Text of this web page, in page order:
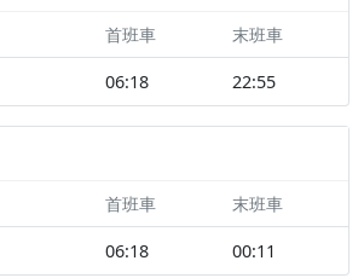
首班車 末班車
06:18 22:55
首班車 末班車
06:18 00:11